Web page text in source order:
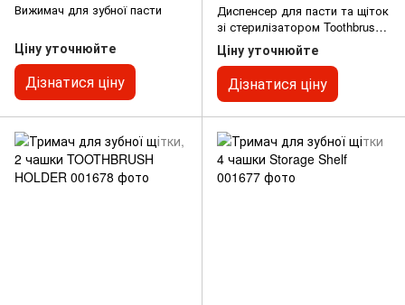
Вижимач для зубної пасти
Ціну уточнюйте
Дізнатися ціну
Диспенсер для пасти та щіток
зі стерилізатором Toothbrush
sterilizer holder LY-575
Ціну уточнюйте
Дізнатися ціну